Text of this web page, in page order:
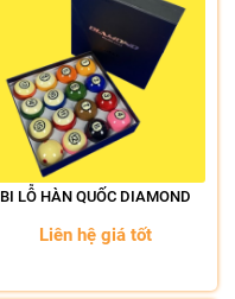
BI LỖ HÀN QUỐC DIAMOND
Liên hệ giá tốt